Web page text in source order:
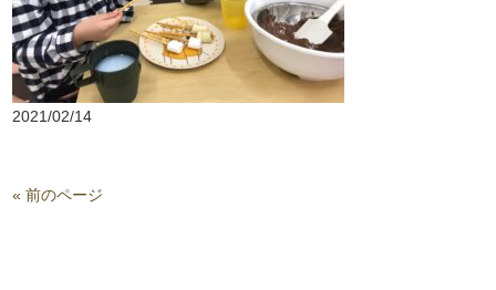
2021/02/14
« 前のページ